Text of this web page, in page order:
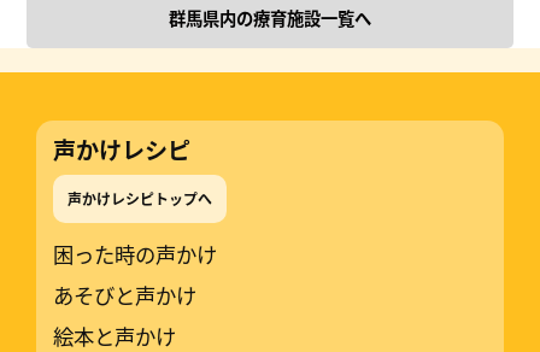
群馬県内の療育施設一覧へ
声かけレシピ
声かけレシピトップへ
困った時の声かけ
あそびと声かけ
絵本と声かけ